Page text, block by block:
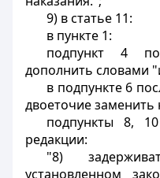
9) в статье 11:
в пункте 1:
подпункт 4
дополнить словами
в подпункте 6
двоеточие заменить
подпункты 8,
редакции:
"8)
установленном